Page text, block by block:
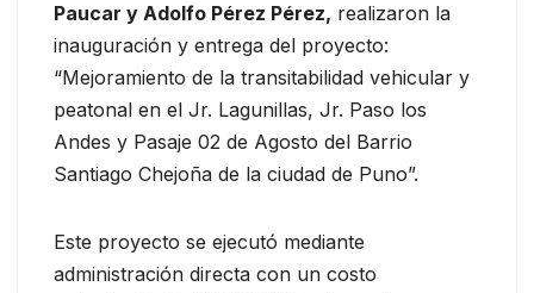
Paucar y Adolfo Pérez Pérez, realizaron la
inauguración y entrega del proyecto:
“Mejoramiento de la transitabilidad vehicular y
peatonal en el Jr. Lagunillas, Jr. Paso los
Andes y Pasaje 02 de Agosto del Barrio
Santiago Chejoña de la ciudad de Puno”.
Este proyecto se ejecutó mediante
administración directa con un costo